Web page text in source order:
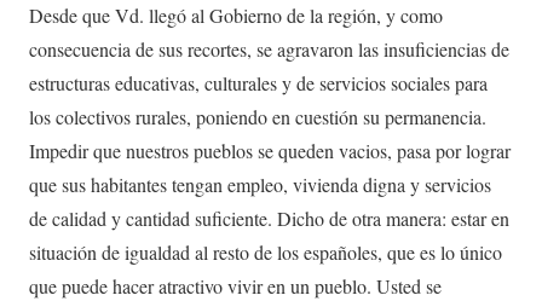
Desde que Vd. llegó al Gobierno de la región, y como
consecuencia de sus recortes, se agravaron las insuficiencias de
estructuras educativas, culturales y de servicios sociales para
los colectivos rurales, poniendo en cuestión su permanencia.
Impedir que nuestros pueblos se queden vacios, pasa por lograr
que sus habitantes tengan empleo, vivienda digna y servicios
de calidad y cantidad suficiente. Dicho de otra manera: estar en
situación de igualdad al resto de los españoles, que es lo único
que puede hacer atractivo vivir en un pueblo. Usted se